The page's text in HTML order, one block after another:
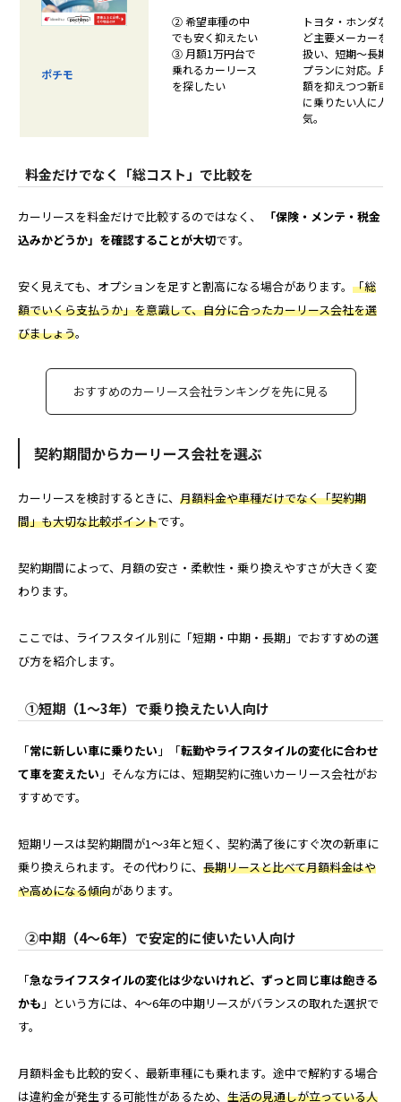
ポチモ
② 希望車種の中
でも安く抑えたい
③ 月額1万円台で
乗れるカーリース
を探したい
トヨタ・ホンダな
ど主要メーカーを
扱い、短期〜長期
プランに対応。月
額を抑えつつ新車
に乗りたい人に人
気。
料金だけでなく「総コスト」で比較を
カーリースを料金だけで比較するのではなく、
「保険・メンテ・税金
込みかどうか」を確認することが大切です。
安く見えても、オプションを足すと割高になる場合があります。 「総
額でいくら支払うか」を意識して、自分に合ったカーリース会社を選
びましょう。
おすすめのカーリース会社ランキングを先に見る
契約期間からカーリース会社を選ぶ
カーリースを検討するときに、 月額料金や車種だけでなく「契約期
間」も大切な比較ポイントです。
契約期間によって、月額の安さ・柔軟性・乗り換えやすさが大きく変
わります。
ここでは、ライフスタイル別に「短期・中期・長期」でおすすめの選
び方を紹介します。
①短期（1〜3年）で乗り換えたい人向け
「常に新しい車に乗りたい 」「転勤やライフスタイルの変化に合わせ
て車を変えたい 」そんな方には、短期契約に強いカーリース会社がお
すすめです。
短期リースは契約期間が1〜3年と短く、契約満了後にすぐ次の新車に
乗り換えられます。その代わりに、 長期リースと比べて月額料金はや
や高めになる傾向があります。
②中期（4〜6年）で安定的に使いたい人向け
「急なライフスタイルの変化は少ないけれど、ずっと同じ車は飽きる
かも 」という方には、4〜6年の中期リースがバランスの取れた選択で
す。
月額料金も比較的安く、最新車種にも乗れます。途中で解約する場合
は違約金が発生する可能性があるため、 生活の見通しが立っている人